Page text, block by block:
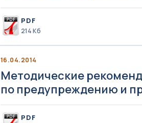
PDF
214 Кб
16.04.2014
Методические
по предупреждению и
PDF